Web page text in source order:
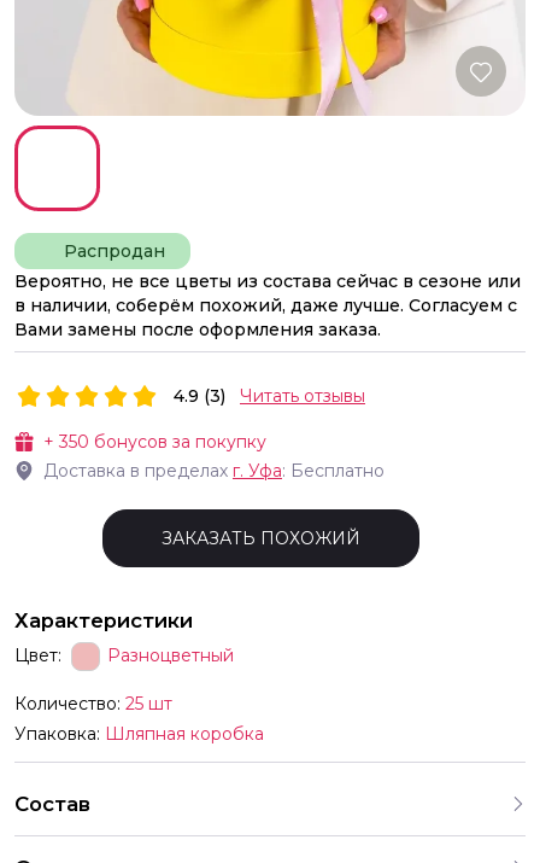
Распродан
Вероятно, не все цветы из состава сейчас в сезоне или
в наличии, соберём похожий, даже лучше. Согласуем с
Вами замены после оформления заказа.
+350 бонусов за покупку
Доставка в пределах г. Уфа: Бесплатно
4.9 (3) Читать отзывы
ЗАКАЗАТЬ ПОХОЖИЙ
Характеристики
Цвет: Разноцветный
Количество: 25 шт
Упаковка: Шляпная коробка
Состав